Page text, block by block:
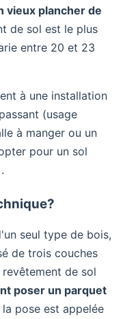
vieux plancher de
de sol est le plus
entre 20 et 23
à une installation
(usage
à manger ou un
pour un sol
seul type de bois,
de trois couches
de sol
poser un parquet
pose est appelée